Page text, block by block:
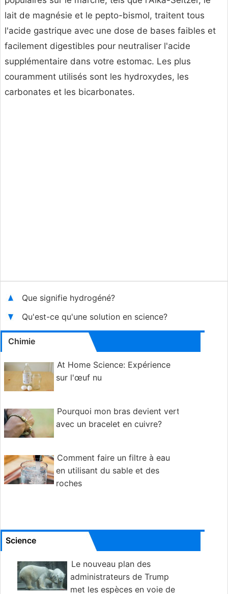
lait de magnésie et le pepto-bismol, traitent tous
l'acide gastrique avec une dose de bases faibles et
facilement digestibles pour neutraliser l'acide
supplémentaire dans votre estomac. Les plus
couramment utilisés sont les hydroxydes, les
carbonates et les bicarbonates.
Que signifie hydrogéné?
Qu'est-ce qu'une solution en science?
Chimie
At Home Science: Expérience
sur l'œuf nu
Pourquoi mon bras devient vert
avec un bracelet en cuivre?
Comment faire un filtre à eau
en utilisant du sable et des
roches
Science
Le nouveau plan des
administrateurs de Trump
met les espèces en voie de